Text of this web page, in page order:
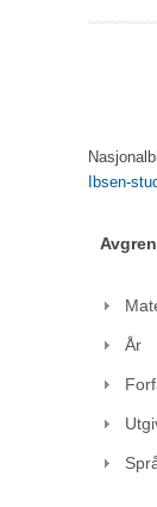
Ibsen-
År